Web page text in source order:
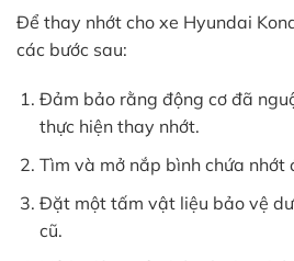
Để thay nhớt cho xe Hyundai
các bước sau:
Đảm bảo rằng động cơ đã
thực hiện thay nhớt.
Tìm và mở nắp bình chứa nhớt
Đặt một tấm vật liệu bảo vệ
cũ.